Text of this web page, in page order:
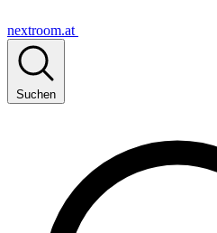
nextroom.at
Suchen